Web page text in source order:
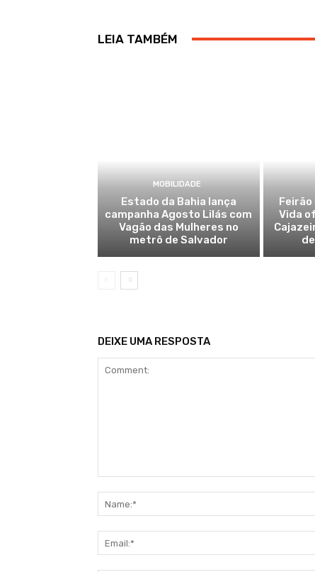
LEIA TAMBÉM
MOBILIDADE
Estado da Bahia lança
campanha Agosto Lilás com
Vagão das Mulheres no
metrô de Salvador
Feirão
Vida
DEIXE UMA RESPOSTA